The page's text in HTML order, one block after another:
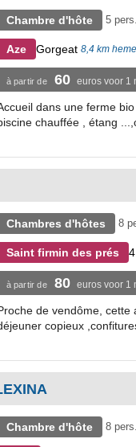
Chambre d'hôte 5 pers.
Aze Gorgeat 8,4 km
à partir de 60 euros voor 1
dans une ferme
chauffée , étang
Chambres d'hôtes 8
Saint firmin des prés
à partir de 80 euros voor 1
de vendôme, cette
copieux
Chambre d'hôte 8 pers.